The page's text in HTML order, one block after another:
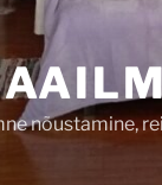
nõustamine,